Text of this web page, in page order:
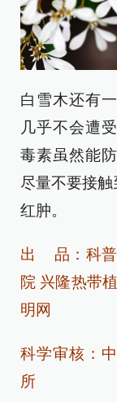
白雪木还有
几乎不会遭
毒素虽然能
尽量不要接
红肿。
出 品：科普
院 兴隆热带
明网
科学审核：
所